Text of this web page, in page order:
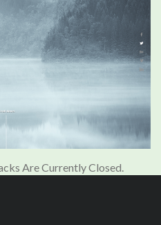
Are Currently Closed.